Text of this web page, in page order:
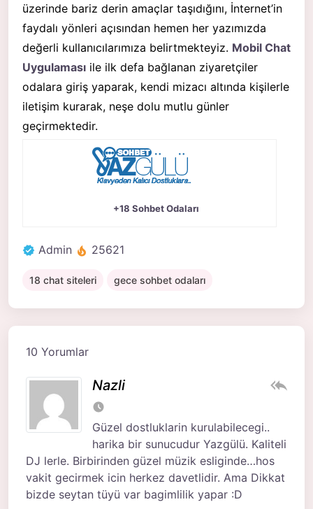
üzerinde bariz derin amaçlar taşıdığını, İnternet’in
faydalı yönleri açısından hemen her yazımızda
değerli kullanıcılarımıza belirtmekteyiz. Mobil Chat
Uygulaması ile ilk defa bağlanan ziyaretçiler
odalara giriş yaparak, kendi mizacı altında kişilerle
iletişim kurarak, neşe dolu mutlu günler
geçirmektedir.
+18 Sohbet Odaları
Admin 25621
18 chat siteleri gece sohbet odaları
10 Yorumlar
Nazli
Güzel dostluklarin kurulabilecegi..
harika bir sunucudur Yazgülü. Kaliteli
DJ lerle. Birbirinden güzel müzik esliginde…hos
vakit gecirmek icin herkez davetlidir. Ama Dikkat
bizde seytan tüyü var bagimlilik yapar :D